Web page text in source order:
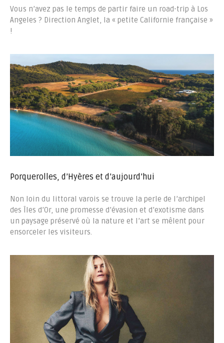
Vous n’avez pas le temps de partir faire un road-trip à Los
Angeles ? Direction Anglet, la « petite Californie française »
!
Porquerolles, d’Hyères et d’aujourd’hui
Non loin du littoral varois se trouve la perle de l’archipel
des Îles d’Or, une promesse d’évasion et d’exotisme dans
un paysage préservé où la nature et l’art se mêlent pour
ensorceler les visiteurs.